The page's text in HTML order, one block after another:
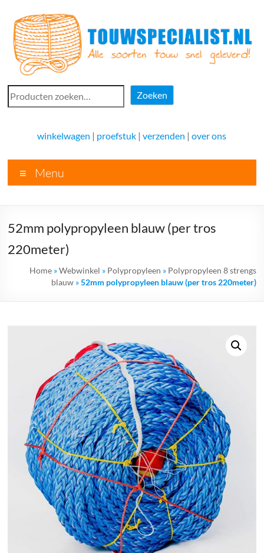
naar
inhoud
Touwspecialist.nl
voor
vele
soorten
goed
advies!
Zoeken
Zoeken
winkelwagen | proefstuk |verzenden |over ons
Menu
52mm polypropyleen blauw (per tros
220meter)
Home»Webwinkel » Polypropyleen » Polypropyleen 8 strengs
blauw»52mm polypropyleen blauw (per tros 220meter)